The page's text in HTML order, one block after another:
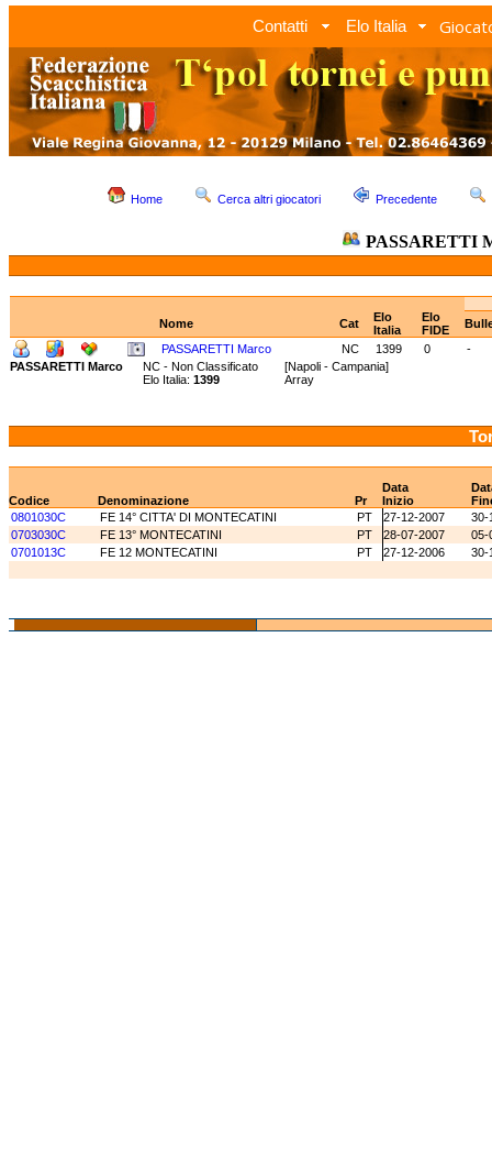
Contatti Elo Italia
Home Cerca altri giocatori Precedente
PASSARETTI
Nome Cat
Elo
Italia
Elo
FIDE
PASSARETTI Marco
NC 1399 0
-
PASSARETTI Marco
NC - Non Classificato [Napoli - Campania]
Elo Italia: 1399 Array
Data
Codice
Denominazione Pr Inizio
0801030C
FE 14° CITTA' DI MONTECATINI PT 27-12-2007
30-
0703030C
FE 13° MONTECATINI PT 28-07-2007
05-
0701013C
FE 12 MONTECATINI PT 27-12-2006 30-